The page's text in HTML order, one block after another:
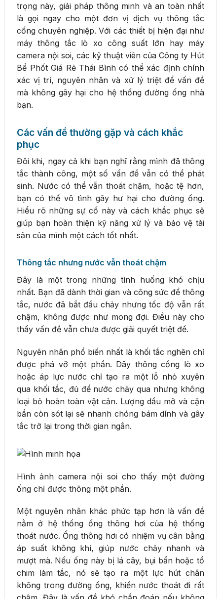
trọng này, giải pháp thông minh và an toàn nhất
là gọi ngay cho một đơn vị dịch vụ thông tắc
cống chuyên nghiệp. Với các thiết bị hiện đại như
máy thông tắc lò xo công suất lớn hay máy
camera nội soi, các kỹ thuật viên của Công ty Hút
Bể Phốt Giá Rẻ Thái Bình có thể xác định chính
xác vị trí, nguyên nhân và xử lý triệt để vấn đề
mà không gây hại cho hệ thống đường ống nhà
bạn.
Các vấn đề thường gặp và cách khắc
phục
Đôi khi, ngay cả khi bạn nghĩ rằng mình đã thông
tắc thành công, một số vấn đề vẫn có thể phát
sinh. Nước có thể vẫn thoát chậm, hoặc tệ hơn,
bạn có thể vô tình gây hư hại cho đường ống.
Hiểu rõ những sự cố này và cách khắc phục sẽ
giúp bạn hoàn thiện kỹ năng xử lý và bảo vệ tài
sản của mình một cách tốt nhất.
Thông tắc nhưng nước vẫn thoát chậm
Đây là một trong những tình huống khó chịu
nhất. Bạn đã dành thời gian và công sức để thông
tắc, nước đã bắt đầu chảy nhưng tốc độ vẫn rất
chậm, không được như mong đợi. Điều này cho
thấy vấn đề vẫn chưa được giải quyết triệt để.
Nguyên nhân phổ biến nhất là khối tắc nghẽn chỉ
được phá vỡ một phần. Dây thông cống lò xo
hoặc áp lực nước chỉ tạo ra một lỗ nhỏ xuyên
qua khối tắc, đủ để nước chảy qua nhưng không
loại bỏ hoàn toàn vật cản. Lượng dầu mỡ và cặn
bẩn còn sót lại sẽ nhanh chóng bám dính và gây
tắc trở lại trong thời gian ngắn.
Hình ảnh camera nội soi cho thấy một đường
ống chỉ được thông một phần.
Một nguyên nhân khác phức tạp hơn là vấn đề
nằm ở hệ thống ống thông hơi của hệ thống
thoát nước. Ống thông hơi có nhiệm vụ cân bằng
áp suất không khí, giúp nước chảy nhanh và
mượt mà. Nếu ống này bị lá cây, bụi bẩn hoặc tổ
chim làm tắc, nó sẽ tạo ra một lực hút chân
không trong đường ống, khiến nước thoát đi rất